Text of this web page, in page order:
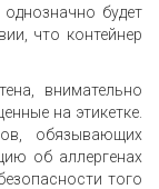
будет
что контейнер
внимательно
на этикетке.
обязывающих
об аллергенах
того